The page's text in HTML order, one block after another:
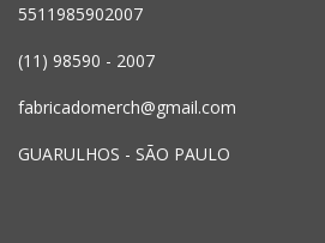
5511985902007
(11) 98590 - 2007
fabricadomerch@gmail.com
GUARULHOS - SÃO PAULO